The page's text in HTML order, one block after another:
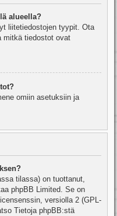
alueella?
liitetiedostojen tyypit. Ota
mitkä tiedostot ovat
omiin asetuksiin ja
tilassa) on tuottanut,
phpBB Limited. Se on
versiolla 2 (GPL-
Tietoja phpBB:stä